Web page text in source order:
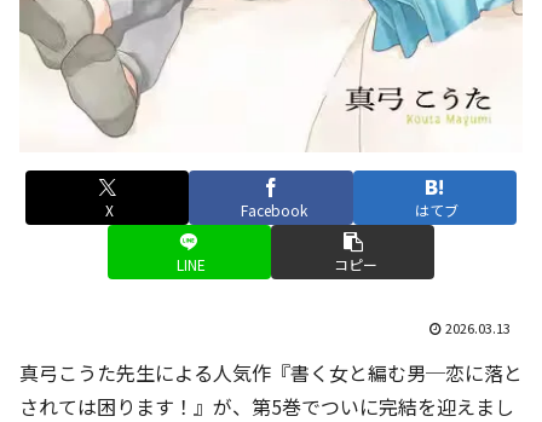
X Facebook はてブ
LINE コピー
2026.03.13
真弓こうた先生による人気作『書く女と編む男─恋に落と
されては困ります！』が、第5巻でついに完結を迎えまし